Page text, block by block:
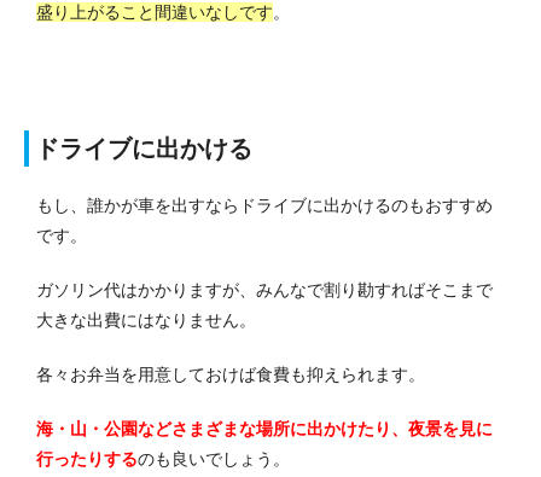
盛り上がること間違いなしです。
ドライブに出かける
もし、誰かが車を出すならドライブに出かけるのもおすすめ
です。
ガソリン代はかかりますが、みんなで割り勘すればそこまで
大きな出費にはなりません。
各々お弁当を用意しておけば食費も抑えられます。
海・山・公園などさまざまな場所に出かけたり、夜景を見に
行ったりするのも良いでしょう。